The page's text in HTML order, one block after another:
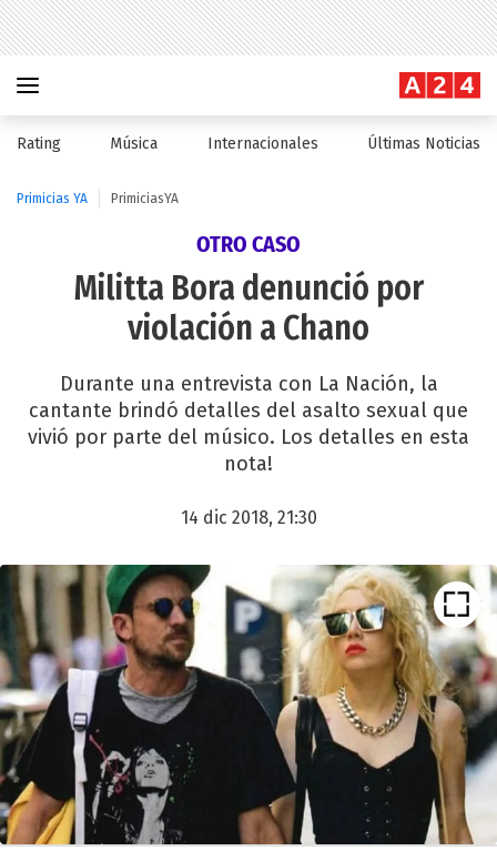
Rating Música Internacionales Últimas Noticias
Primicias YA PrimiciasYA
OTRO CASO
Militta Bora denunció por
violación a Chano
Durante una entrevista con La Nación, la
cantante brindó detalles del asalto sexual que
vivió por parte del músico. Los detalles en esta
nota!
14 dic 2018, 21:30